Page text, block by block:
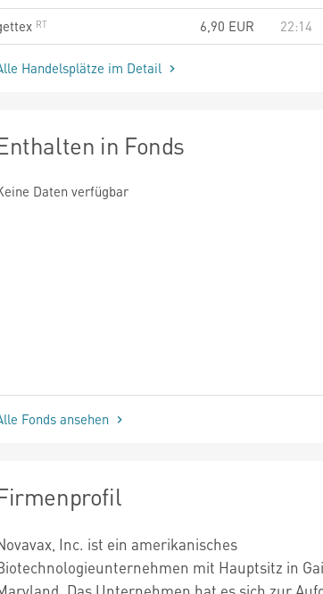
6,90 EUR 22:14
Handelsplätze im Detail
in Fonds
Daten verfügbar
Fonds ansehen
Inc. ist ein amerikanisches
mit Hauptsitz in